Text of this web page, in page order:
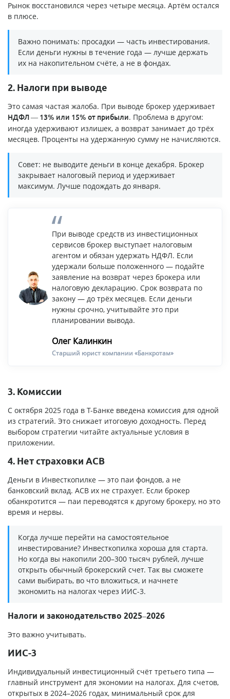
Рынок восстановился через четыре месяца. Артём остался
в плюсе.
Важно понимать: просадки — часть инвестирования.
Если деньги нужны в течение года — лучше держать
их на накопительном счёте, а не в фондах.
2. Налоги при выводе
Это самая частая жалоба. При выводе брокер удерживает
НДФЛ — 13% или 15% от прибыли. Проблема в другом:
иногда удерживают излишек, а возврат занимает до трёх
месяцев. Проценты на удержанную сумму не начисляются.
Совет: не выводите деньги в конце декабря. Брокер
закрывает налоговый период и удерживает
максимум. Лучше подождать до января.
При выводе средств из инвестиционных
сервисов брокер выступает налоговым
агентом и обязан удержать НДФЛ. Если
удержали больше положенного — подайте
заявление на возврат через брокера или
налоговую декларацию. Срок возврата по
закону — до трёх месяцев. Если деньги
нужны срочно, учитывайте это при
планировании вывода.
Олег Калинкин
Старший юрист компании «Банкротам»
3. Комиссии
С октября 2025 года в Т-Банке введена комиссия для одной
из стратегий. Это снижает итоговую доходность. Перед
выбором стратегии читайте актуальные условия в
приложении.
4. Нет страховки АСВ
Деньги в Инвесткопилке — это паи фондов, а не
банковский вклад. АСВ их не страхует. Если брокер
обанкротится — паи переводятся к другому брокеру, но это
время и нервы.
Когда лучше перейти на самостоятельное
инвестирование? Инвесткопилка хороша для старта.
Но когда вы накопили 200–300 тысяч рублей, лучше
открыть обычный брокерский счет. Так вы сможете
сами выбирать, во что вложиться, и начнете
экономить на налогах через ИИС-3.
Налоги и законодательство 2025–2026
Это важно учитывать.
ИИС-3
Индивидуальный инвестиционный счёт третьего типа —
главный инструмент для экономии на налогах. Для счетов,
открытых в 2024–2026 годах, минимальный срок для